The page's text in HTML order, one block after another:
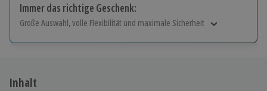
Immer das richtige Geschenk:
Große Auswahl, volle Flexibilität und maximale Sicherheit
Jeder Gutschein für alle Erlebnisse einlösbar.
Inhalt